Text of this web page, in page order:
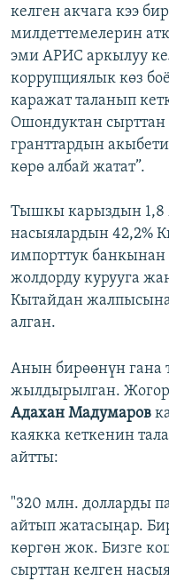
келген акчага кээ
милдеттемелерин
эми АРИС аркылуу
коррупциялык көз
каражат таланып
Ошондуктан
гранттардын
көрө албай жатат”.
Тышкы карыздын 1,8
насыялардын 42,2%
импорттук
жолдорду курууга
Кытайдан
алган.
Анын бирөөнүн гана
жылдырылган.
Адахан Мадумаров
каякка кеткенин
айтты:
"320 млн. долларды
айтып жатасыңар.
көргөн жок. Бизге
сырттан келген